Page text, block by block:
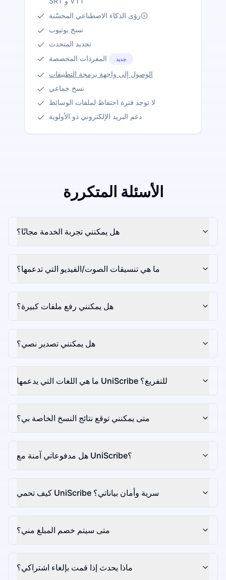
رؤى الذكاء الاصطناعي المحسّنة
نسخ يوتيوب
تحديد المتحدث
المفردات المخصصة
جديد
الوصول إلى واجهة برمجة التطبيقات
نسخ جماعي
لا توجد فترة احتفاظ لملفات الوسائط
دعم البريد الإلكتروني ذو الأولوية
الأسئلة المتكررة
هل يمكنني تجربة الخدمة مجانًا؟
ما هي تنسيقات الصوت/الفيديو التي تدعمها؟
هل يمكنني رفع ملفات كبيرة؟
هل يمكنني تصدير نصي؟
ما هي اللغات التي يدعمها UniScribe للتفريغ؟
متى يمكنني توقع نتائج النسخ الخاصة بي؟
هل مدفوعاتي آمنة مع UniScribe؟
كيف تحمي UniScribe سرية وأمان بياناتي؟
متى سيتم خصم المبلغ مني؟
ماذا يحدث إذا قمت بإلغاء اشتراكي؟